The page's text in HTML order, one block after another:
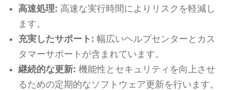
高速処理: 高速な実行時間によりリスクを軽減し
ます。
充実したサポート: 幅広いヘルプセンターとカス
タマーサポートが含まれています。
継続的な更新: 機能性とセキュリティを向上させ
るための定期的なソフトウェア更新を行います。